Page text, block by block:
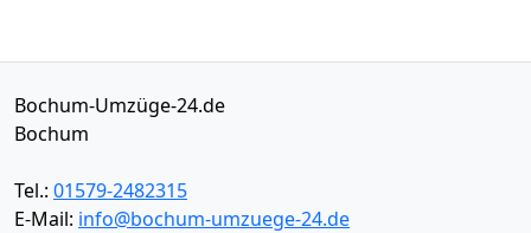
Bochum-Umzüge-24.de
Bochum
Tel.: 01579-2482315
E-Mail: info@bochum-umzuege-24.de